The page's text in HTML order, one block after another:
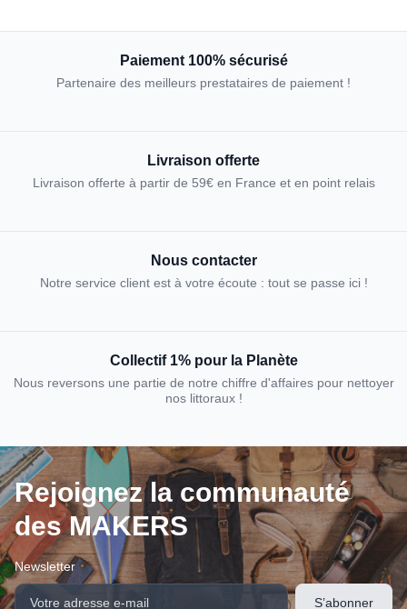
Paiement 100% sécurisé
Partenaire des meilleurs prestataires de paiement !
Livraison offerte
Livraison offerte à partir de 59€ en France et en point relais
Nous contacter
Notre service client est à votre écoute : tout se passe ici !
Collectif 1% pour la Planète
Nous reversons une partie de notre chiffre d'affaires pour nettoyer
nos littoraux !
Rejoignez la communauté
des MAKERS
Newsletter